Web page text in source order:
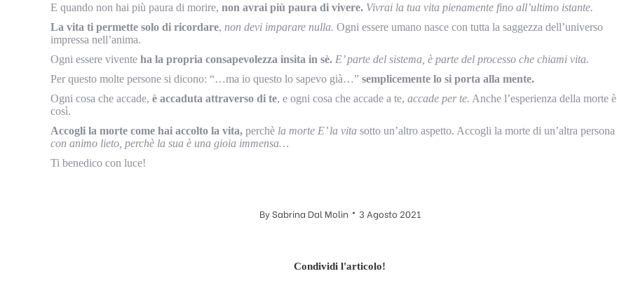
E quando non hai più paura di morire, non avrai più paura di vivere. Vivrai la tua vita pienamente fino all’ultimo istante.
La vita ti permette solo di ricordare, non devi imparare nulla. Ogni essere umano nasce con tutta la saggezza dell’universo
impressa nell’anima.
Ogni essere vivente ha la propria consapevolezza insita in sè. E’ parte del sistema, è parte del processo che chiami vita.
Per questo molte persone si dicono: “…ma io questo lo sapevo già…” semplicemente lo si porta alla mente.
Ogni cosa che accade, è accaduta attraverso di te, e ogni cosa che accade a te, accade per te. Anche l’esperienza della morte è
così.
Accogli la morte come hai accolto la vita, perchè la morte E’ la vita sotto un’altro aspetto. Accogli la morte di un’altra persona
con animo lieto, perchè la sua è una gioia immensa…
Ti benedico con luce!
BySabrina Dal Molin 3 Agosto 2021
Condividi l'articolo!